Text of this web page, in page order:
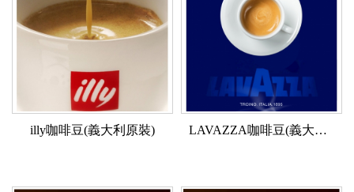
illy咖啡豆(義大利原裝) LAVAZZA咖啡豆(義大利原裝)